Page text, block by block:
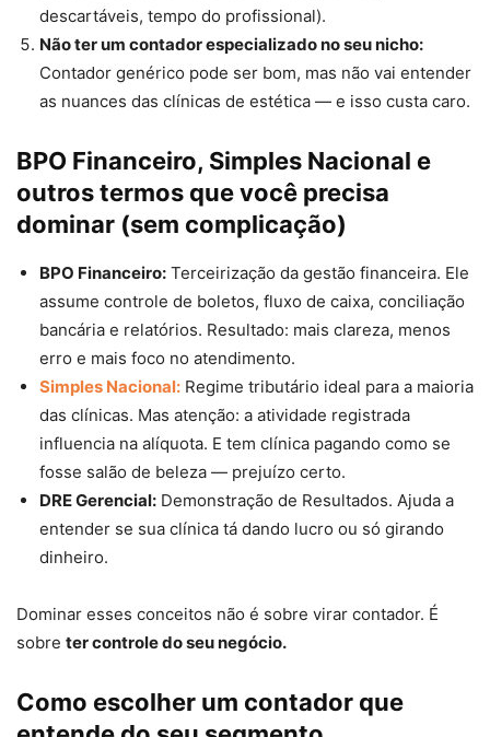
descartáveis, tempo do profissional).
Não ter um contador especializado no seu nicho:
Contador genérico pode ser bom, mas não vai entender
as nuances das clínicas de estética — e isso custa caro.
BPO Financeiro, Simples Nacional e
outros termos que você precisa
dominar (sem complicação)
BPO Financeiro: Terceirização da gestão financeira. Ele
assume controle de boletos, fluxo de caixa, conciliação
bancária e relatórios. Resultado: mais clareza, menos
erro e mais foco no atendimento.
Simples Nacional: Regime tributário ideal para a maioria
das clínicas. Mas atenção: a atividade registrada
influencia na alíquota. E tem clínica pagando como se
fosse salão de beleza — prejuízo certo.
DRE Gerencial: Demonstração de Resultados. Ajuda a
entender se sua clínica tá dando lucro ou só girando
dinheiro.
Dominar esses conceitos não é sobre virar contador. É
sobre ter controle do seu negócio.
Como escolher um contador que